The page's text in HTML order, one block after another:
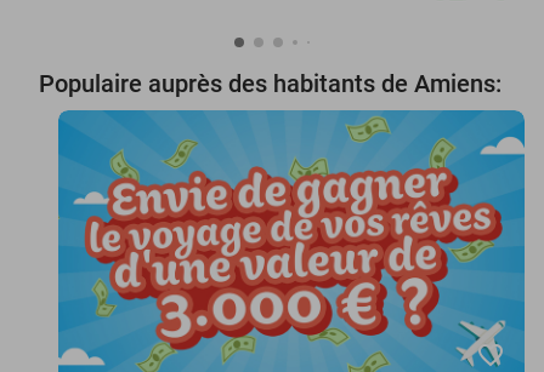
Populaire auprès des habitants de Amiens:
favorite_border